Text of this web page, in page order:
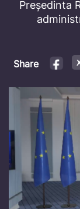
Președinta
Share